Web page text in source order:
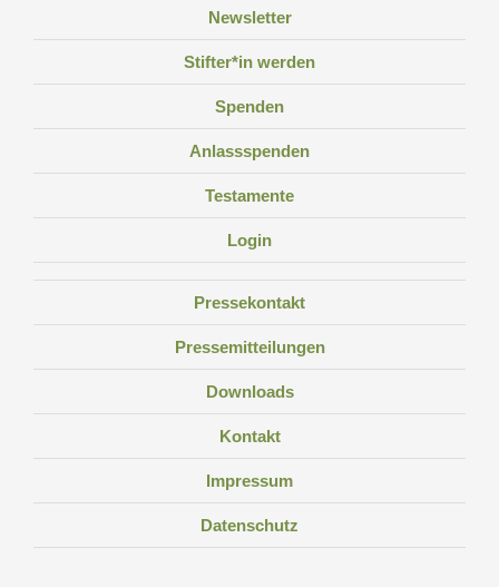
Newsletter
Stifter*in werden
Spenden
Anlassspenden
Testamente
Login
Pressekontakt
Pressemitteilungen
Downloads
Kontakt
Impressum
Datenschutz